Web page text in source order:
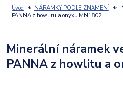
Úvod NÁRAMKY PODLE ZNAMENÍ
PANNA z howlitu a onyxu MN1802
Minerální náramek
PANNA z howlitu a